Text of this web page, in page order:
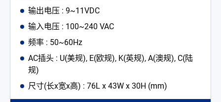
输出电压 : 9~11VDC
输入电压 : 100~240 VAC
频率 : 50~60Hz
AC插头 : U(美规), E(欧规), K(英规), A(澳规), C(陆
规)
尺寸(长x宽x高) : 76L x 43W x 30H (mm)